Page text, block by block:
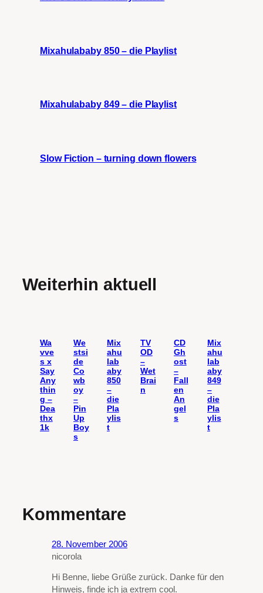
Mixahulababy 850 – die Playlist
Mixahulababy 849 – die Playlist
Slow Fiction – turning down flowers
Weiterhin aktuell
Wa
vve
s x
Say
Any
thin
g –
Dea
thx
1k
We
stsi
de
Co
wb
oy
–
Pin
Up
Boy
s
Mix
ahu
lab
aby
850
–
die
Pla
ylis
t
TV
OD
–
Wet
Brai
n
CD
Gh
ost
–
Fall
en
An
gel
s
Mix
ahu
lab
aby
849
–
die
Pla
ylis
t
Kommentare
28. November 2006
nicorola
Hi Benne, liebe Grüße zurück. Danke für den
Hinweis, finde ich ja extrem cool.